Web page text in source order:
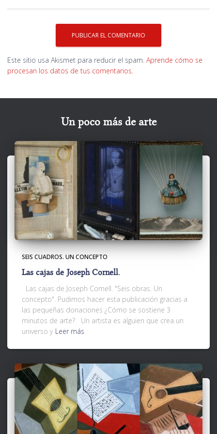
Este sitio usa Akismet para reducir el spam. Aprende cómo se
procesan los datos de tus comentarios.
Un poco más de arte
SEIS CUADROS. UN CONCEPTO
Las cajas de Joseph Cornell.
Las cajas de Joseph Cornell. "Seis obras. Un
concepto". Pudimos hacer esta publicación gracias a
las pequeñas donaciones ¿Cómo se sostiene 3
minutos de arte? Un artista es alguien que crea un
universo y Leer más